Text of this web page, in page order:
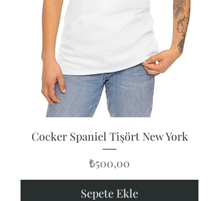
Cocker Spaniel Tişört New York
Fiyat
₺500,00
Sepete Ekle